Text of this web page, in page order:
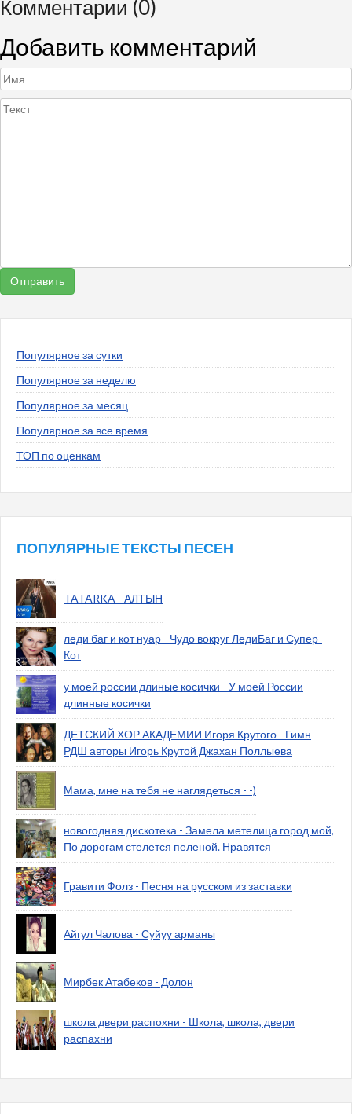
Комментарии (0)
Добавить комментарий
Популярное за сутки
Популярное за неделю
Популярное за месяц
Популярное за все время
ТОП по оценкам
ПОПУЛЯРНЫЕ ТЕКСТЫ ПЕСЕН
TATARKA - АЛТЫН
леди баг и кот нуар - Чудо вокруг ЛедиБаг и Супер-
Кот
у моей россии длиные косички - У моей России
длинные косички
ДЕТСКИЙ ХОР АКАДЕМИИ Игоря Крутого - Гимн
РДШ авторы Игорь Крутой Джахан Поллыева
Мама, мне на тебя не наглядеться - -)
новогодняя дискотека - Замела метелица город мой,
По дорогам стелется пеленой. Нравятся
Гравити Фолз - Песня на русском из заставки
Айгул Чалова - Суйуу арманы
Мирбек Атабеков - Долон
школа двери распохни - Школа, школа, двери
распахни